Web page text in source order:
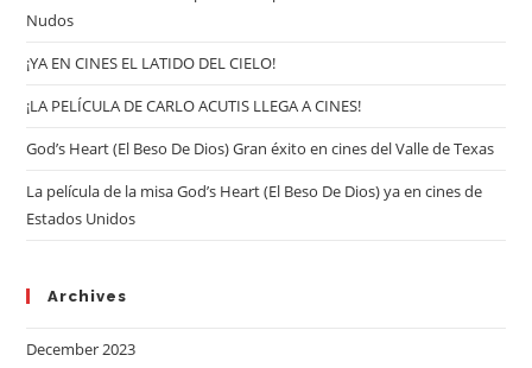
Nudos
¡YA EN CINES EL LATIDO DEL CIELO!
¡LA PELÍCULA DE CARLO ACUTIS LLEGA A CINES!
God’s Heart (El Beso De Dios) Gran éxito en cines del Valle de Texas
La película de la misa God’s Heart (El Beso De Dios) ya en cines de
Estados Unidos
Archives
December 2023